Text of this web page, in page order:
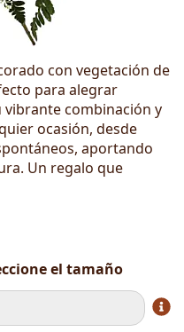
con vegetación de
para alegrar
vibrante combinación y
ocasión, desde
aportando
Un regalo que
el tamaño